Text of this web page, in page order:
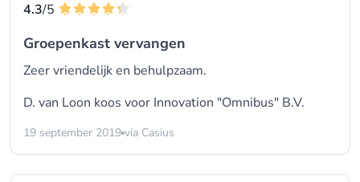
4.3/5
Groepenkast vervangen
Zeer vriendelijk en behulpzaam.
D. van Loon koos voor Innovation "Omnibus" B.V.
19 september 2019 via Casius